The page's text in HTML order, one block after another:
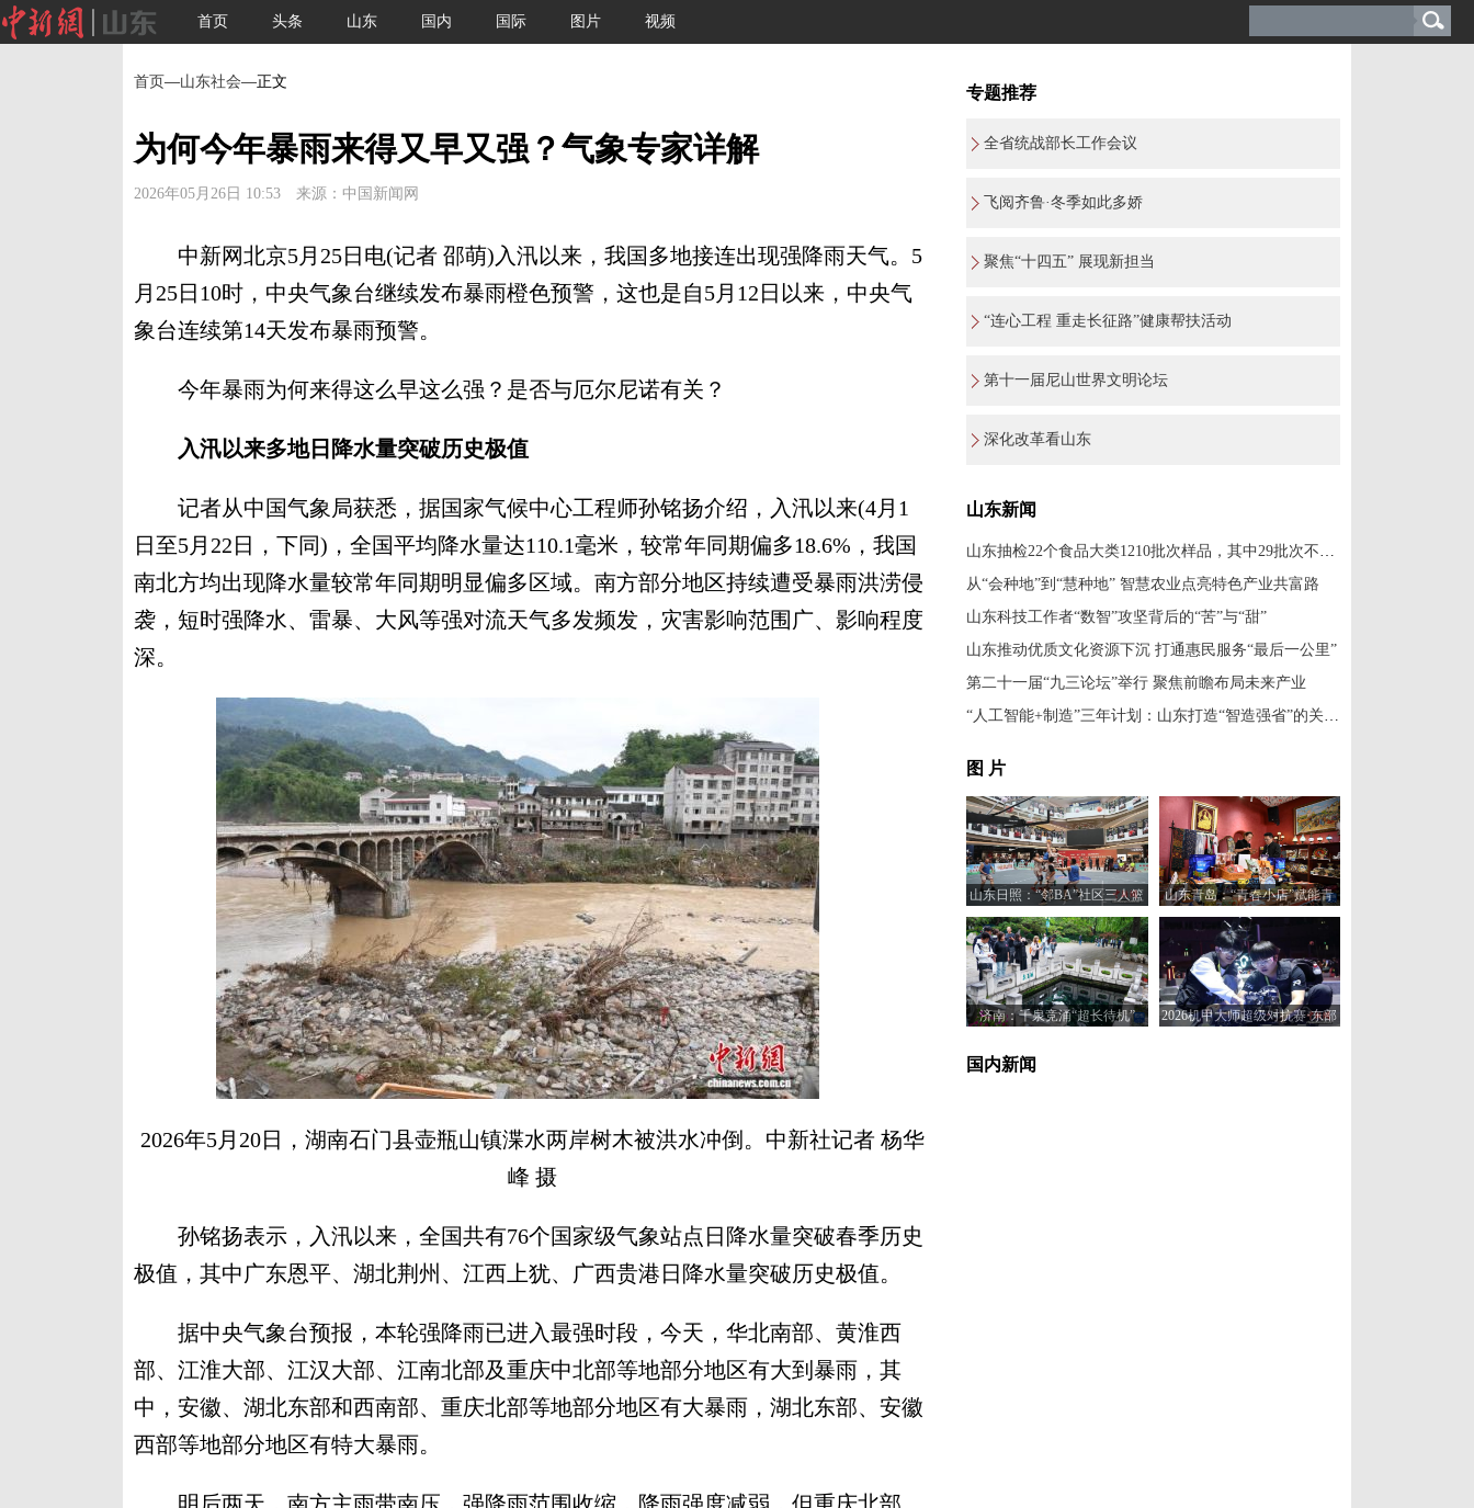
首页 头条 山东 国内 国际 图片 视频
首页—山东社会—正文
为何今年暴雨来得又早又强？气象专家详解
2026年05月26日 10:53 来源：中国新闻网
中新网北京5月25日电(记者 邵萌)入汛以来，我国多地接连出现强降雨天气。5
月25日10时，中央气象台继续发布暴雨橙色预警，这也是自5月12日以来，中央气
象台连续第14天发布暴雨预警。
今年暴雨为何来得这么早这么强？是否与厄尔尼诺有关？
入汛以来多地日降水量突破历史极值
记者从中国气象局获悉，据国家气候中心工程师孙铭扬介绍，入汛以来(4月1
日至5月22日，下同)，全国平均降水量达110.1毫米，较常年同期偏多18.6%，我国
南北方均出现降水量较常年同期明显偏多区域。南方部分地区持续遭受暴雨洪涝侵
袭，短时强降水、雷暴、大风等强对流天气多发频发，灾害影响范围广、影响程度
深。
2026年5月20日，湖南石门县壶瓶山镇渫水两岸树木被洪水冲倒。中新社记者 杨华
峰 摄
孙铭扬表示，入汛以来，全国共有76个国家级气象站点日降水量突破春季历史
极值，其中广东恩平、湖北荆州、江西上犹、广西贵港日降水量突破历史极值。
据中央气象台预报，本轮强降雨已进入最强时段，今天，华北南部、黄淮西
部、江淮大部、江汉大部、江南北部及重庆中北部等地部分地区有大到暴雨，其
中，安徽、湖北东部和西南部、重庆北部等地部分地区有大暴雨，湖北东部、安徽
西部等地部分地区有特大暴雨。
专题推荐
全省统战部长工作会议
飞阅齐鲁·冬季如此多娇
聚焦“十四五” 展现新担当
“连心工程 重走长征路”健康帮扶活动
第十一届尼山世界文明论坛
深化改革看山东
山东新闻
山东抽检22个食品大类1210批次样品，其中29批次不合格
从“会种地”到“慧种地” 智慧农业点亮特色产业共富路
山东科技工作者“数智”攻坚背后的“苦”与“甜”
山东推动优质文化资源下沉 打通惠民服务“最后一公里”
第二十一届“九三论坛”举行 聚焦前瞻布局未来产业
“人工智能+制造”三年计划：山东打造“智造强省”的关键一步
图 片
山东日照：“邻BA”社区三人篮
球赛火热开打
山东青岛：“青春小店”赋能青
年创业新活力
济南：千泉竞涌“超长待机”
2026机甲大师超级对抗赛·东部
国内新闻